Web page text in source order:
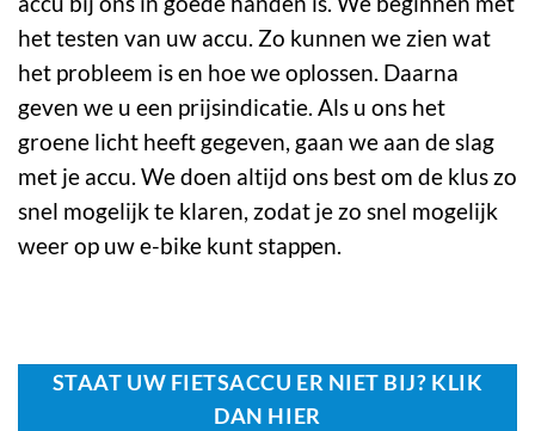
het testen van uw accu. Zo kunnen we zien wat
het probleem is en hoe we oplossen. Daarna
geven we u een prijsindicatie. Als u ons het
groene licht heeft gegeven, gaan we aan de slag
met je accu. We doen altijd ons best om de klus zo
snel mogelijk te klaren, zodat je zo snel mogelijk
weer op uw e-bike kunt stappen.
STAAT UW FIETSACCU ER NIET BIJ? KLIK
DAN HIER